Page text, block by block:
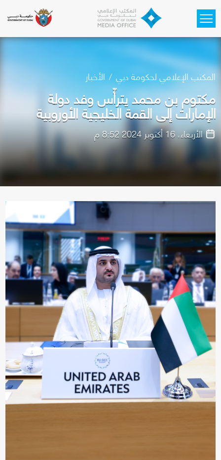
المكتب الإعلامي لحكومة دبي الأخبار
مكتوم بن محمد يترأّس وفد دولة
الإمارات إلى القمة الخليجية الأوروبية
الأربعاء، 16 أكتوبر 2024 8:52 م